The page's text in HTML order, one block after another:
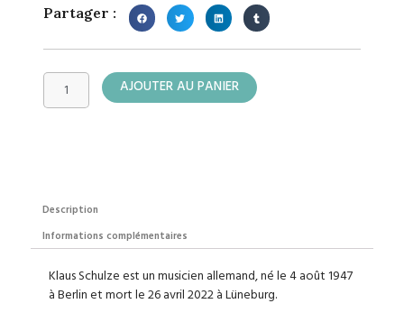
Partager :
quantité
AJOUTER AU PANIER
Description
Informations complémentaires
Klaus Schulze est un musicien allemand, né le 4 août 1947
à Berlin et mort le 26 avril 2022 à Lüneburg.